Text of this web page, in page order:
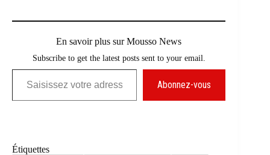
En savoir plus sur Mousso News
Subscribe to get the latest posts sent to your email.
Saisissez votre adresse e-mail…
Abonnez-vous
Étiquettes